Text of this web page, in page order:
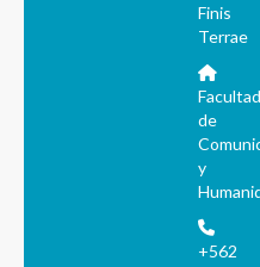
Finis
Terrae
Facultad
de
y
+562